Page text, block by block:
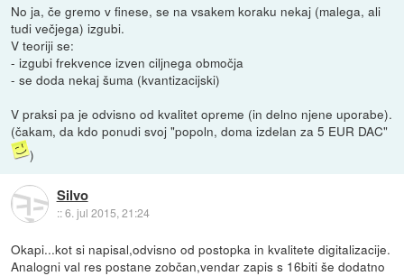
No ja, če gremo v finese, se na vsakem koraku nekaj (malega, ali
tudi večjega) izgubi.
V teoriji se:
- izgubi frekvence izven ciljnega območja
- se doda nekaj šuma (kvantizacijski)
V praksi pa je odvisno od kvalitet opreme (in delno njene uporabe).
(čakam, da kdo ponudi svoj "popoln, doma izdelan za 5 EUR DAC"
)
Silvo
::6. jul 2015, 21:24
Okapi...kot si napisal,odvisno od postopka in kvalitete digitalizacije.
Analogni val res postane zobčan,vendar zapis s 16biti še dodatno